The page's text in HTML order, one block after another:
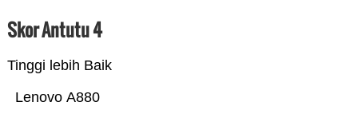
Skor Antutu 4
Tinggi lebih Baik
Lenovo A880